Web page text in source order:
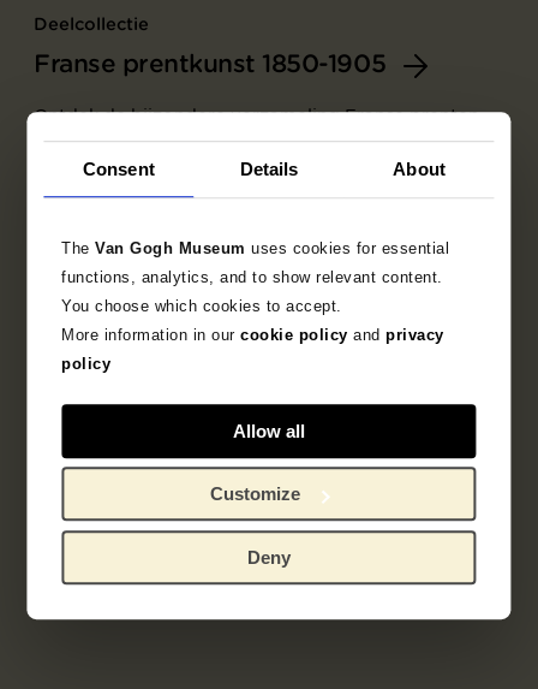
Consent Details About
TheVan Gogh Museumuses cookies for essential
functions, analytics, and to show relevant content.
You choose which cookies to accept.
More information in ourcookie policy andprivacy
policy
Allow all
Customize
Deny
Deelcollectie
Franse prentkunst 1850-1905
Ontdek de bijzondere verzameling Franse prenten
uit het fin-de-siècle.